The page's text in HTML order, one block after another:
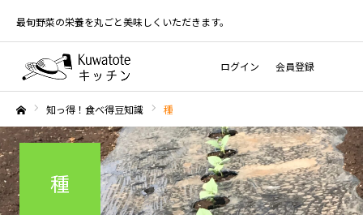
最旬野菜の栄養を丸ごと美味しくいただきます。
ログイン 会員登録
知っ得！食べ得豆知識 種
種